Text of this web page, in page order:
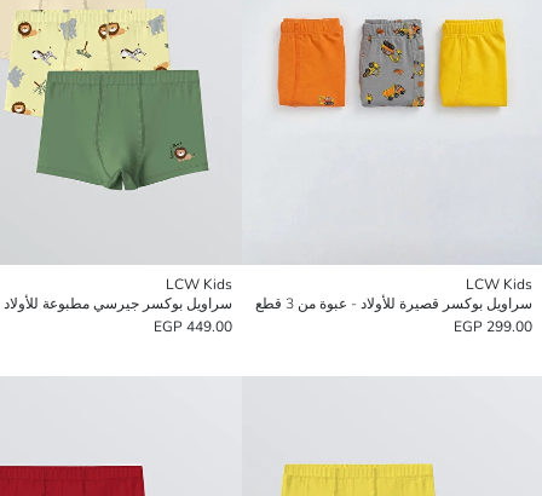
LCW Kids
سراويل بوكسر قصيرة للأولاد - عبوة من 3 قطع
299.00 EGP
LCW Kids
449.00 EGP